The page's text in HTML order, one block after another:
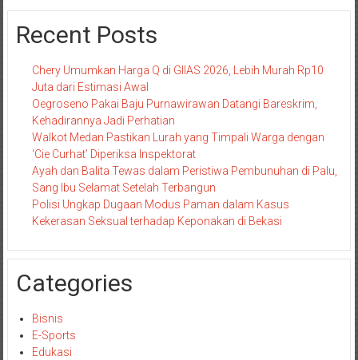
Recent Posts
Chery Umumkan Harga Q di GIIAS 2026, Lebih Murah Rp10
Juta dari Estimasi Awal
Oegroseno Pakai Baju Purnawirawan Datangi Bareskrim,
Kehadirannya Jadi Perhatian
Walkot Medan Pastikan Lurah yang Timpali Warga dengan
‘Cie Curhat’ Diperiksa Inspektorat
Ayah dan Balita Tewas dalam Peristiwa Pembunuhan di Palu,
Sang Ibu Selamat Setelah Terbangun
Polisi Ungkap Dugaan Modus Paman dalam Kasus
Kekerasan Seksual terhadap Keponakan di Bekasi
Categories
Bisnis
E-Sports
Edukasi